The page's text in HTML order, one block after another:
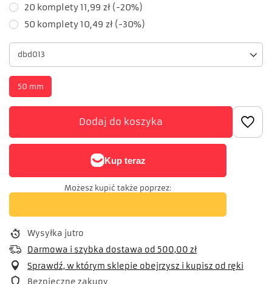
dbd013
50 mm
Dodaj do koszyka
Możesz kupić także poprzez:
20 komplety11,99 zł (-20%)
50 komplety10,49 zł (-30%)
Wysyłka jutro
Darmowa i szybka dostawa od 500,00 zł
Sprawdź, w którym sklepie obejrzysz i kupisz od ręki
Bezpieczne zakupy